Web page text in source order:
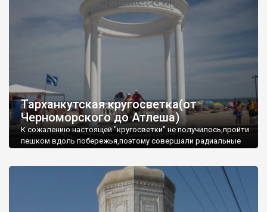
Тарханкутская кругосветка(от
Черноморского до Атлеша)
К сожалению настоящей "кругосветки" не получилось,пройти
пешком вдоль побережья,поэтому совершали радиальные